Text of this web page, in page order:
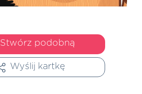
Stwórz podobną
Wyślij kartkę